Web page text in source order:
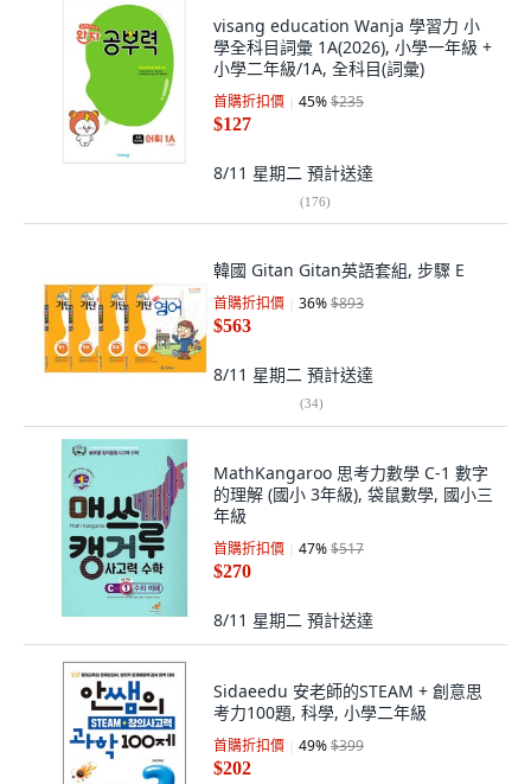
visang education Wanja 學習力 小
學全科目詞彙 1A(2026), 小學一年級 +
小學二年級/1A, 全科目(詞彙)
首購折扣價 45%$235
$127
8/11 星期二 預計送達
(176)
韓國 Gitan Gitan英語套組, 步驟 E
首購折扣價 36%$893
$563
8/11 星期二 預計送達
(34)
MathKangaroo 思考力數學 C-1 數字
的理解 (國小 3年級), 袋鼠數學, 國小三
年級
首購折扣價 47%$517
$270
8/11 星期二 預計送達
Sidaeedu 安老師的STEAM + 創意思
考力100題, 科學, 小學二年級
首購折扣價 49%$399
$202